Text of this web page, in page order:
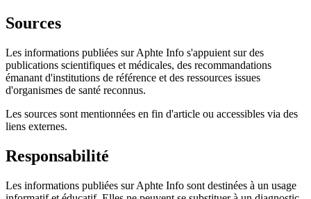
Sources
Les informations publiées sur Aphte Info s'appuient sur des
publications scientifiques et médicales, des recommandations
émanant d'institutions de référence et des ressources issues
d'organismes de santé reconnus.
Les sources sont mentionnées en fin d'article ou accessibles via des
liens externes.
Responsabilité
Les informations publiées sur Aphte Info sont destinées à un usage